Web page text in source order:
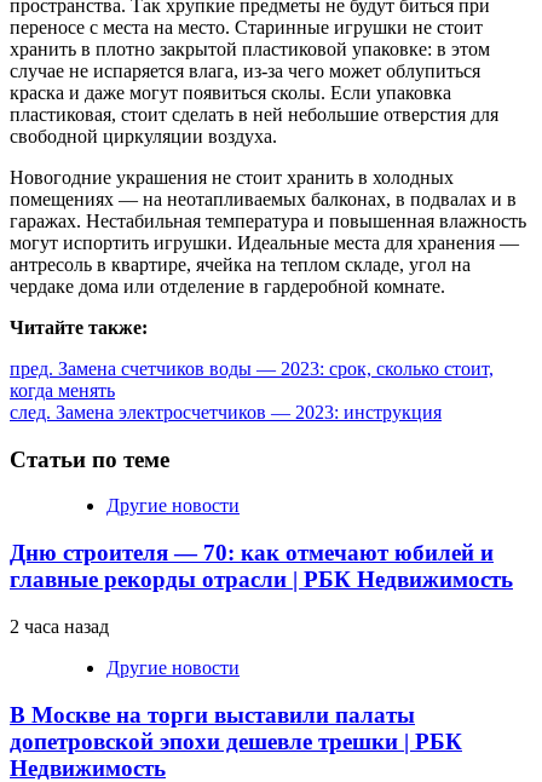
пространства. Так хрупкие предметы не будут биться при
переносе с места на место. Старинные игрушки не стоит
хранить в плотно закрытой пластиковой упаковке: в этом
случае не испаряется влага, из-за чего может облупиться
краска и даже могут появиться сколы. Если упаковка
пластиковая, стоит сделать в ней небольшие отверстия для
свободной циркуляции воздуха.
Новогодние украшения не стоит хранить в холодных
помещениях — на неотапливаемых балконах, в подвалах и в
гаражах. Нестабильная температура и повышенная влажность
могут испортить игрушки. Идеальные места для хранения —
антресоль в квартире, ячейка на теплом складе, угол на
чердаке дома или отделение в гардеробной комнате.
Читайте также:
Продолжить
чтение
пред. Замена счетчиков воды — 2023: срок, сколько стоит,
когда менять
след. Замена электросчетчиков — 2023: инструкция
Статьи по теме
Другие новости
Дню строителя — 70: как отмечают юбилей и
главные рекорды отрасли | РБК Недвижимость
2 часа назад
Другие новости
В Москве на торги выставили палаты
допетровской эпохи дешевле трешки | РБК
Недвижимость